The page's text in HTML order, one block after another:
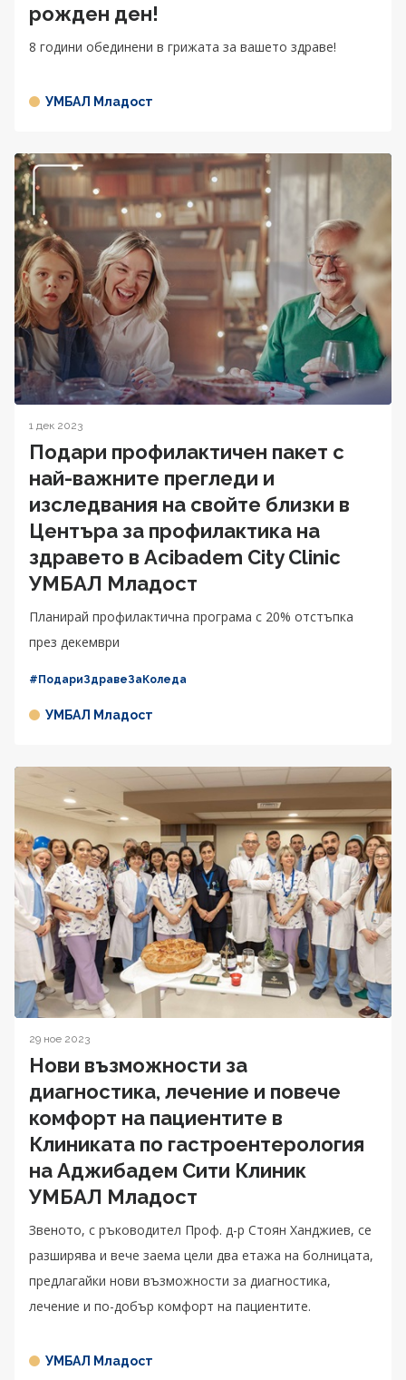
рожден ден!
8 години обединени в грижата за вашето здраве!
УМБАЛ Младост
1 дек 2023
Подари профилактичен пакет с
най-важните прегледи и
изследвания на свойте близки в
Центъра за профилактика на
здравето в Acibаdem City Clinic
УМБАЛ Младост
Планирай профилактична програма с 20% отстъпка
през декември
#ПодариЗдравеЗаКоледа
УМБАЛ Младост
29 ное 2023
Нови възможности за
диагностика, лечение и повече
комфорт на пациентите в
Клиниката по гастроентерология
на Аджибадем Сити Клиник
УМБАЛ Младост
Звеното, с ръководител Проф. д-р Стоян Ханджиев, се
разширява и вече заема цели два етажа на болницата,
предлагайки нови възможности за диагностика,
лечение и по-добър комфорт на пациентите.
УМБАЛ Младост